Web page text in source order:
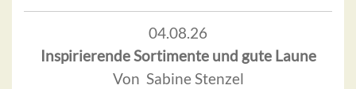
04.08.26
Inspirierende Sortimente und gute Laune
Von Sabine Stenzel